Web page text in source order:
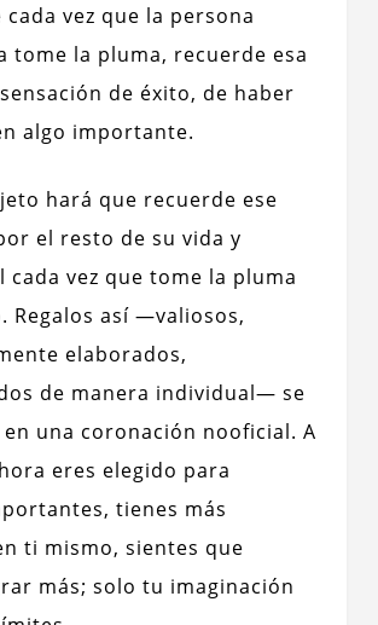
cada vez que la persona
tome la pluma, recuerde esa
de éxito, de haber
algo importante.
hará que recuerde ese
el resto de su vida y
cada vez que tome la pluma
Regalos así —valiosos,
elaborados,
de manera individual— se
una coronación nooficial. A
eres elegido para
tienes más
ti mismo, sientes que
más; solo tu imaginación